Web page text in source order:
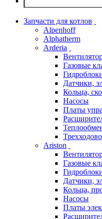
Запчасти для котлов
Alpenhoff
Alphatherm
Arderia
Газовые
Датчики,
Кольца,
Насосы
Платы
Ariston
Газовые
Датчики,
Кольца,
Насосы
Платы